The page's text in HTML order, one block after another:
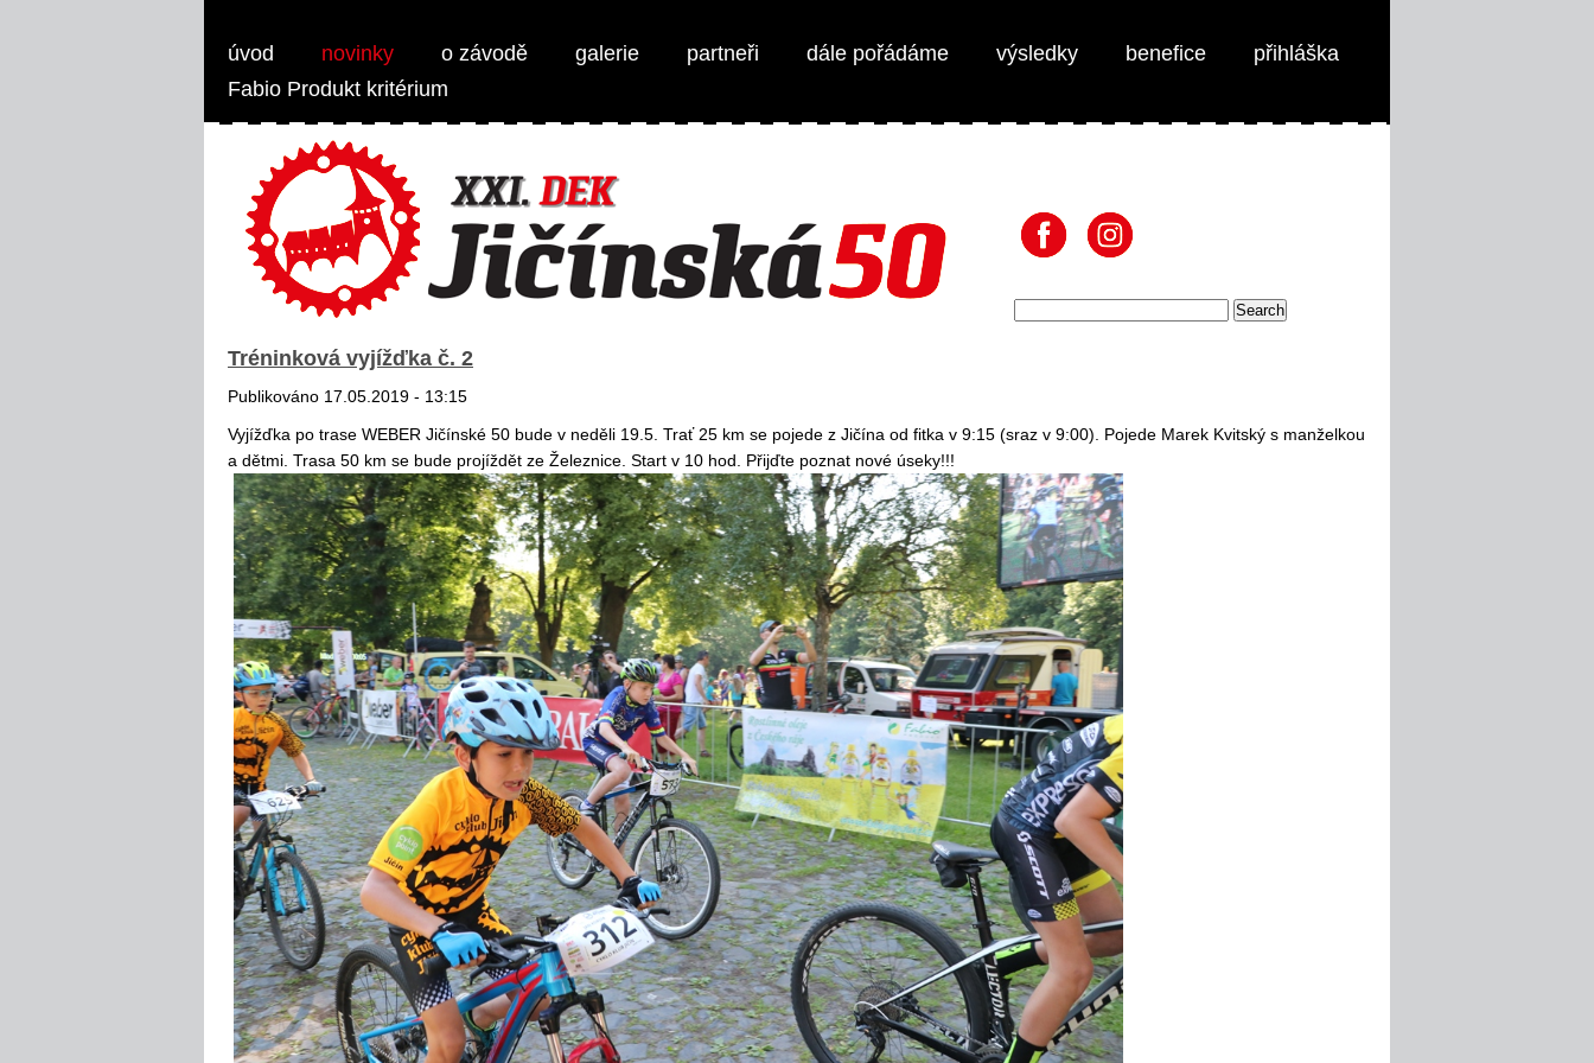
úvod novinky o závodě galerie partneři dále pořádáme výsledky benefice
přihláška
Fabio Produkt kritérium
Tréninková vyjížďka č. 2
Publikováno 17.05.2019 - 13:15
Vyjížďka po trase WEBER Jičínské 50 bude v neděli 19.5. Trať 25 km se pojede z Jičína od fitka v 9:15 (sraz v 9:00). Pojede Marek Kvitský s manželkou
a dětmi. Trasa 50 km se bude projíždět ze Železnice. Start v 10 hod. Přijďte poznat nové úseky!!!